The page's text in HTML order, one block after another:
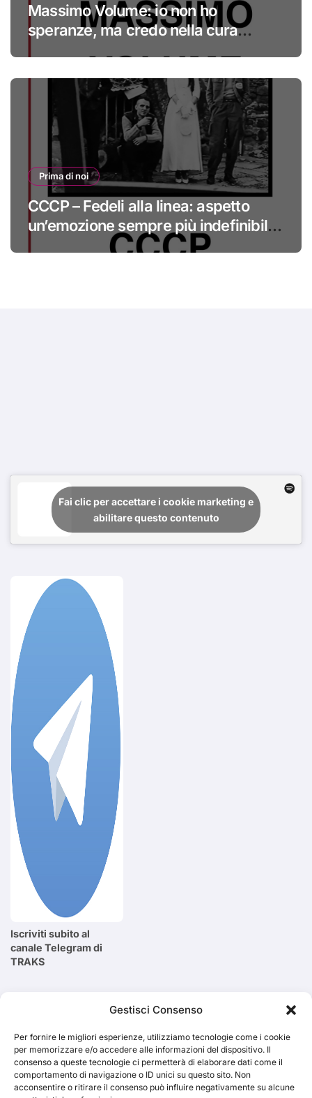
Gestisci Consenso
Per fornire le migliori esperienze, utilizziamo tecnologie come i cookie
per memorizzare e/o accedere alle informazioni del dispositivo. Il
consenso a queste tecnologie ci permetterà di elaborare dati come il
comportamento di navigazione o ID unici su questo sito. Non
acconsentire o ritirare il consenso può influire negativamente su alcune
Massimo Volume: io non ho
speranze, ma credo nella cura
Prima di noi
CCCP – Fedeli alla linea: aspetto
un’emozione sempre più indefinibile
#primadinoi
Fai clic per accettare i cookie marketing e
abilitare questo contenuto
Iscriviti subito al
canale Telegram di
TRAKS
Cerca